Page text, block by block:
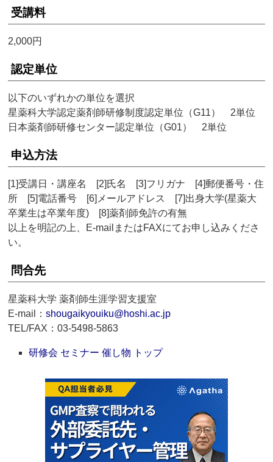
受講料
2,000円
認定単位
以下のいずれかの単位を選択
星薬科大学認定薬剤師研修制度認定単位（G11） 2単位
日本薬剤師研修センター認定単位（G01） 2単位
申込方法
[1]受講日・講座名 [2]氏名 [3]フリガナ [4]郵便番号・住
所 [5]電話番号 [6]メールアドレス [7]出身大学(星薬大
卒業生は卒業年度) [8]薬剤師免許の有無
以上を明記の上、E-mailまたはFAXにてお申し込みくださ
い。
問合先
星薬科大学 薬剤師生涯学習支援室
E-mail：shougaikyouiku@hoshi.ac.jp
TEL/FAX：03-5498-5863
研修会 セミナー 催し物 トップ